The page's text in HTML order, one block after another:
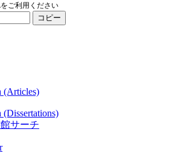
ご利用ください
コピー
(Articles)
サーチ